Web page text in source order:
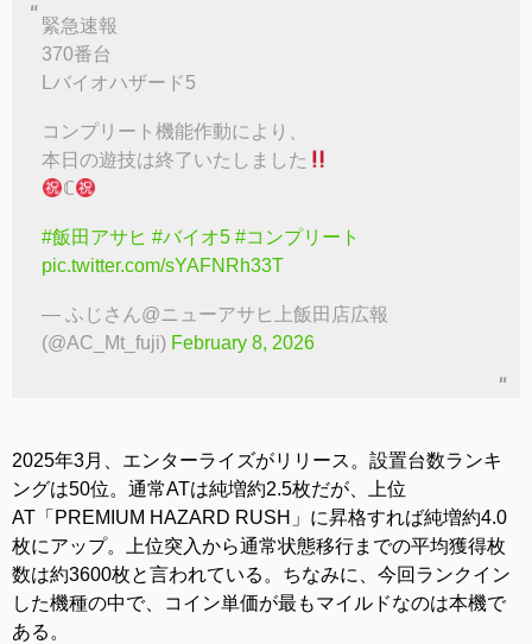
緊急速報
370番台
Lバイオハザード5
コンプリート機能作動により、
本日の遊技は終了いたしました
ℂ
#飯田アサヒ #バイオ5 #コンプリート
pic.twitter.com/sYAFNRh33T
— ふじさん@ニューアサヒ上飯田店広報
(@AC_Mt_fuji) February 8, 2026
2025年3月、エンターライズがリリース。設置台数ランキ
ングは50位。通常ATは純増約2.5枚だが、上位
AT「PREMIUM HAZARD RUSH」に昇格すれば純増約4.0
枚にアップ。上位突入から通常状態移行までの平均獲得枚
数は約3600枚と言われている。ちなみに、今回ランクイン
した機種の中で、コイン単価が最もマイルドなのは本機で
ある。